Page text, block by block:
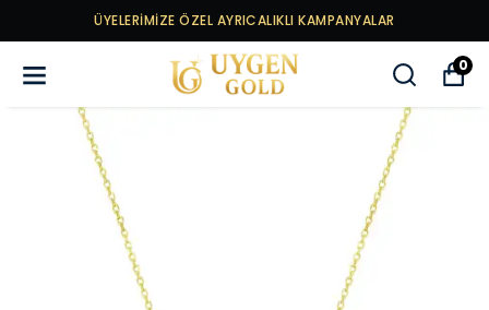
ÜYELERİMİZE ÖZEL AYRICALIKLI KAMPANYALAR
0